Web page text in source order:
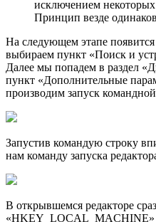
исключением
Принцип везде
На следующем этапе
выбираем пункт «Поиск и
Далее мы попадем в раздел
пункт «Дополнительные
производим запуск
Запустив командую строку
нам команду запуска
В открывшемся редакторе
«HKEY_LOCAL_MACHINE»